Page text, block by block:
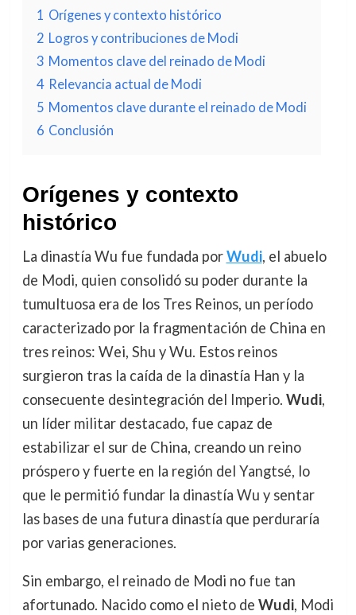
1 Orígenes y contexto histórico
2 Logros y contribuciones de Modi
3 Momentos clave del reinado de Modi
4 Relevancia actual de Modi
5 Momentos clave durante el reinado de Modi
6 Conclusión
Orígenes y contexto
histórico
La dinastía Wu fue fundada porWudi, el abuelo
de Modi, quien consolidó su poder durante la
tumultuosa era de los Tres Reinos, un período
caracterizado por la fragmentación de China en
tres reinos: Wei, Shu y Wu. Estos reinos
surgieron tras la caída de la dinastía Han y la
consecuente desintegración del Imperio. Wudi,
un líder militar destacado, fue capaz de
estabilizar el sur de China, creando un reino
próspero y fuerte en la región del Yangtsé, lo
que le permitió fundar la dinastía Wu y sentar
las bases de una futura dinastía que perduraría
por varias generaciones.
Sin embargo, el reinado de Modi no fue tan
afortunado. Nacido como el nieto de Wudi, Modi